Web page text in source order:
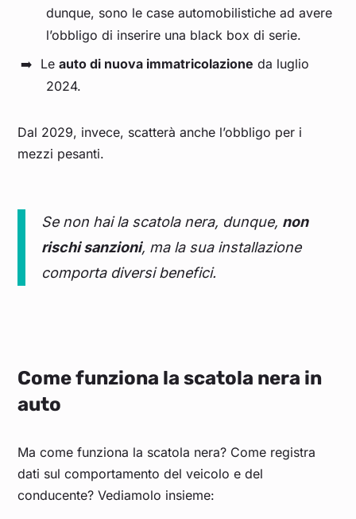
dunque, sono le case automobilistiche ad avere
l’obbligo di inserire una black box di serie.
Le auto di nuova immatricolazione da luglio
2024.
Dal 2029, invece, scatterà anche l’obbligo per i
mezzi pesanti.
Se non hai la scatola nera, dunque, non
rischi sanzioni, ma la sua installazione
comporta diversi benefici.
Come funziona la scatola nera in
auto
Ma come funziona la scatola nera? Come registra
dati sul comportamento del veicolo e del
conducente? Vediamolo insieme: